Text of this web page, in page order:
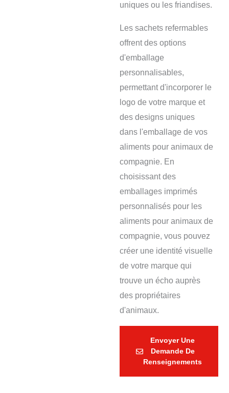
uniques ou les friandises.
Les sachets refermables
offrent des options
d'emballage
personnalisables,
permettant d'incorporer le
logo de votre marque et
des designs uniques
dans l'emballage de vos
aliments pour animaux de
compagnie. En
choisissant des
emballages imprimés
personnalisés pour les
aliments pour animaux de
compagnie, vous pouvez
créer une identité visuelle
de votre marque qui
trouve un écho auprès
des propriétaires
d'animaux.
Envoyer Une
Demande De
Renseignements